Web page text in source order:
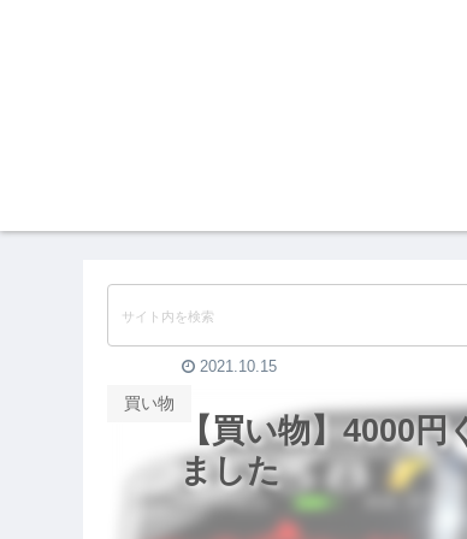
【買い物】4000
ました
買い物
2021.10.15